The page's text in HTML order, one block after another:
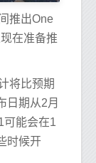
推出One
在准备推
将比预期
日期从2月
可能会在1
时候开